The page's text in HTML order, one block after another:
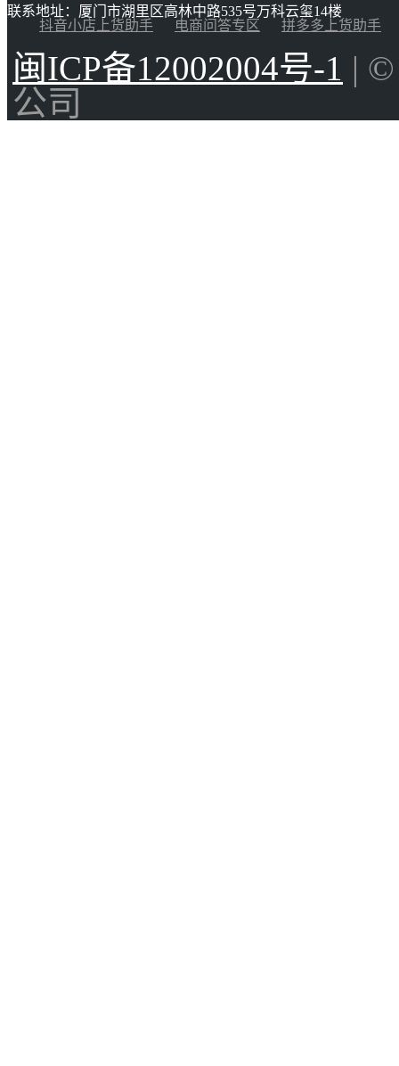
联系地址：厦门市湖里区高林中路535号万科云玺14楼
抖音小店上货助手
电商问答专区 拼多多上货助手
闽ICP备12002004号-1 |
公司